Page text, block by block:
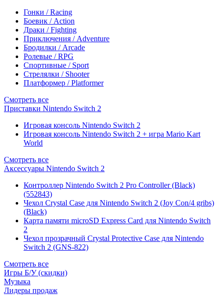
Гонки / Racing
Боевик / Action
Драки / Fighting
Приключения / Adventure
Бродилки / Arcade
Ролевые / RPG
Спортивные / Sport
Стрелялки / Shooter
Платформер / Platformer
Смотреть все
Приставки Nintendo Switch 2
Игровая консоль Nintendo Switch 2
Игровая консоль Nintendo Switch 2 + игра Mario Kart
World
Смотреть все
Аксессуары Nintendo Switch 2
Контроллер Nintendo Switch 2 Pro Controller (Black)
(552843)
Чехол Сrystal Сase для Nintendo Switch 2 (Joy Con/4 gribs)
(Black)
Карта памяти microSD Express Card для Nintendo Switch
2
Чехол прозрачный Crystal Protective Case для Nintendo
Switch 2 (GNS-822)
Смотреть все
Игры Б/У (скидки)
Музыка
Лидеры продаж